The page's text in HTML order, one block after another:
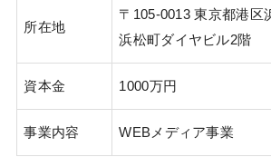
所在地
〒105-0013 東京都港区
浜松町ダイヤビル2階
資本金 1000万円
事業内容 WEBメディア事業